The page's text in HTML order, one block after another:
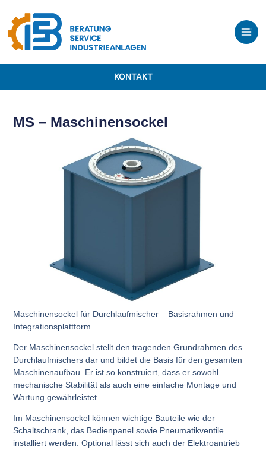
KONTAKT
MS – Maschinensockel
Maschinensockel für Durchlaufmischer – Basisrahmen und
Integrationsplattform
Der Maschinensockel stellt dentragenden Grundrahmen des
Durchlaufmischers dar und bildet die Basis für den gesamten
Maschinenaufbau . Er ist so konstruiert, dass er sowohl
mechanische Stabilität als auch eineeinfache Montage und
Wartung gewährleistet.
Im Maschinensockel können wichtige Bauteile wie der
Schaltschrank, das Bedienpanel sowie Pneumatikventile
installiert werden. Optional lässt sich auch der Elektroantrieb